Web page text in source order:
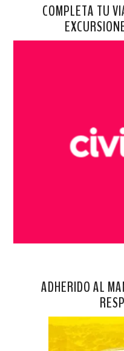
COMPLETA TU
ADHERIDO AL